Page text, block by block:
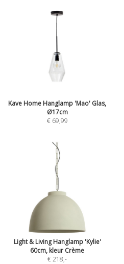
Kave Home Hanglamp 'Mao' Glas,
Ø17cm
€ 69,99
Light & Living Hanglamp 'Kylie'
60cm, kleur Crème
€ 218,-